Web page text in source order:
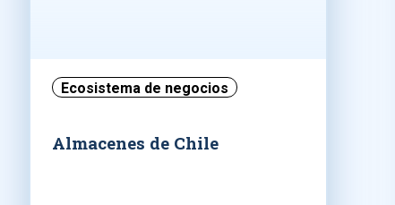
Ecosistema de negocios
Almacenes de Chile